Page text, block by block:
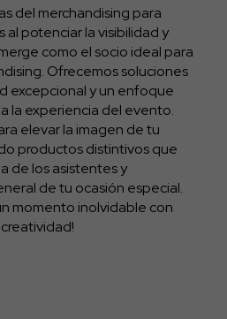
del merchandising para
potenciar la visibilidad y
como el socio ideal para
Ofrecemos soluciones
excepcional y un enfoque
la experiencia del evento.
elevar la imagen de tu
productos distintivos que
de los asistentes y
de tu ocasión especial.
momento inolvidable con